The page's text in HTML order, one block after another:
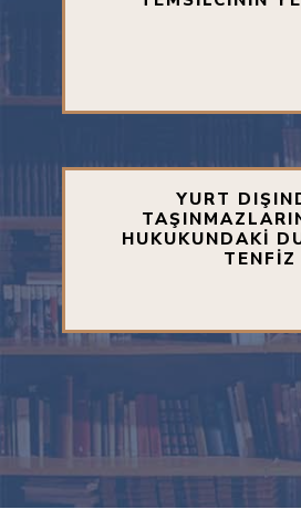
YURT
HUKUKUNDAKİ
TENFİZ